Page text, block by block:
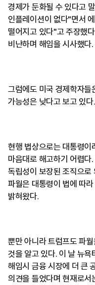
경제가 둔화될 수 있다고
인플레이션이 없다"면서
떨어지고 있다"고 주장했
비난하며 해임을 시사했다.
그럼에도 미국 경제학자
가능성은 낮다고 보고 있다.
현행 법상으로는 대통령이
마음대로 해고하기 어렵
독립성이 보장된 조직으로
파월은 대통령이 법에 따
밝혀왔다.
뿐만 아니라 트럼프도 파
것을 알고 있다. 이 날 뉴
해임시 금융 시장에 더 큰
의견을 들었다며 현재로서